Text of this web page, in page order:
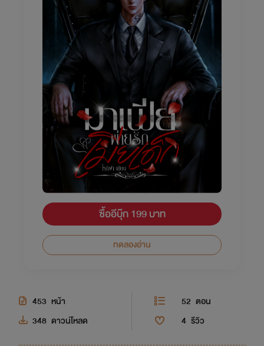
ซื้ออีบุ๊ก 199 บาท
ทดลองอ่าน
453 หน้า 52 ตอน
348 ดาวน์โหลด 4 รีวิว